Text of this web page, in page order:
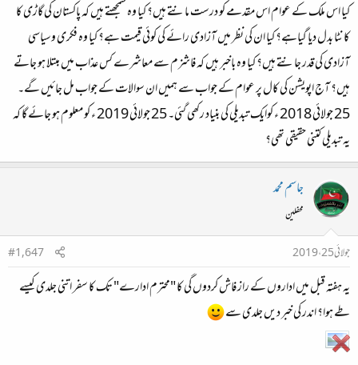
کیا اس ملک کے عوام اس مقدمے کو درست مانتے ہیں؟ کیا وہ سمجھتے ہیں کہ پاکستان کی گاڑی کا
کانٹا بدل دیا گیاہے؟ کیا ان کی نظر میں آزادی رائے کی کوئی قیمت ہے؟ کیا وہ فکری وسیاسی
آزادی کی قدر جانتے ہیں؟ کیا وہ باخبر ہیں کہ فاشزم سے معاشرے کس عذاب میں مبتلا ہو جاتے
ہیں؟ آج اپویشن کی کال پر عوام کے جواب سے ہمیں ان سوالات کے جواب مل جائیں گے۔
25 جولائی 2018 ء کوایک تبدیلی کی بنیاد رکھی گئی۔ 25 جولائی 2019 ء کو معلوم ہو جائے گا کہ
یہ تبدیلی کتنی حقیقی تھی؟
جاسم محمد
محفلین
جولائی 25، 2019
#1,647
یہ ہفتہ قبل میں اداروں کے راز فاش کردوں گی کا "محترم ادارے" تک کا سفر اتنی جلدی کیسے
طے ہوا؟ اندر کی خبر دیں جلدی سے